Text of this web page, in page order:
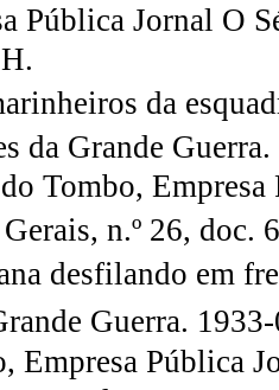
Pública Jornal O
da
da Grande
Tombo,
n.º 26, doc.
desfilando em
Guerra.
Empresa Pública